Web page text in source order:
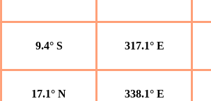
9.4° S 317.1° E
17.1° N 338.1° E